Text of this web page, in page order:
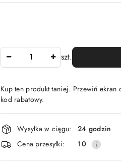
szt.
Kup ten produkt taniej. Przewiń
kod rabatowy.
Dostępność
i
dostawa
Wysyłka w ciągu:
24 godzin
Cena przesyłki:
10